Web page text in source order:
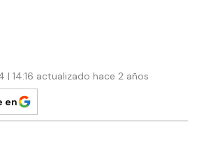
14:16 actualizado hace 2 años
en